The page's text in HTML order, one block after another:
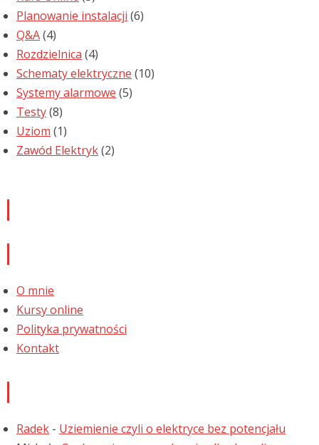
Planowanie instalacji (6)
Q&A(4)
Rozdzielnica (4)
Schematy elektryczne (10)
Systemy alarmowe (5)
Testy(8)
Uziom (1)
Zawód Elektryk(2)
O mnie
Kursy online
Polityka prywatności
Kontakt
Radek - Uziemienie czyli o elektryce bez potencjału